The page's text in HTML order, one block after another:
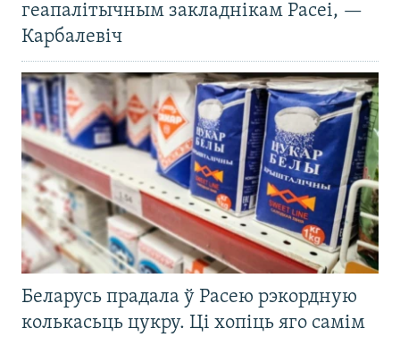
геапалітычным закладнікам Расеі, —
Карбалевіч
Беларусь прадала ў Расею рэкордную
колькасьць цукру. Ці хопіць яго самім